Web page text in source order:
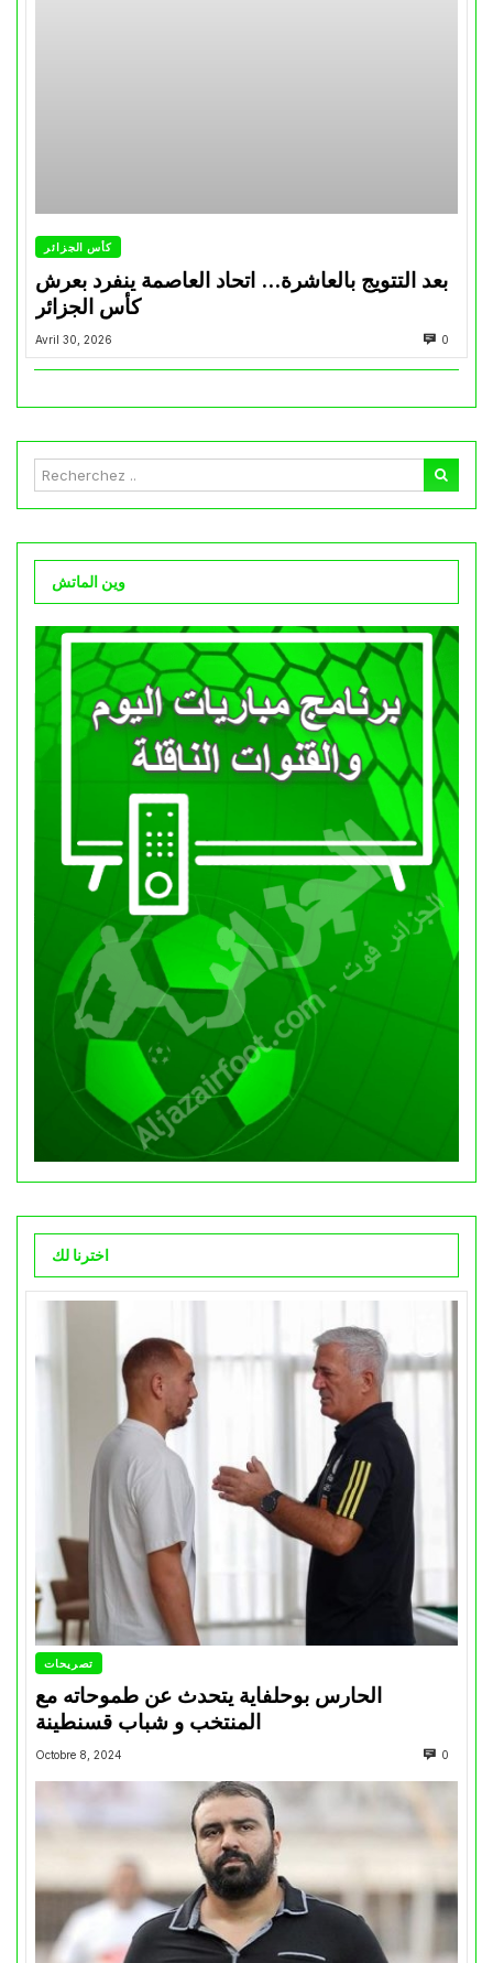
كأس الجزائر
بعد التتويج بالعاشرة… اتحاد العاصمة ينفرد بعرش
كأس الجزائر
Avril 30, 2026 0
وين الماتش
اخترنا لك
تصريحات
الحارس بوحلفاية يتحدث عن طموحاته مع
المنتخب و شباب قسنطينة
Octobre 8, 2024 0